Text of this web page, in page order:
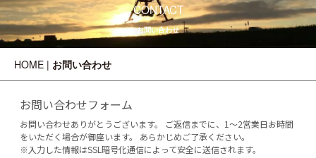
CONTACT
お問い合わせ
HOME | お問い合わせ